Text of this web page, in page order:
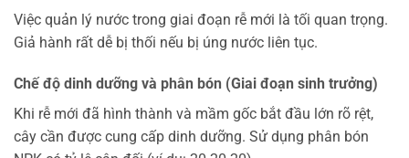
Việc quản lý nước trong giai đoạn rễ mới là tối quan trọng.
Giả hành rất dễ bị thối nếu bị úng nước liên tục.
Chế độ dinh dưỡng và phân bón (Giai đoạn sinh trưởng)
Khi rễ mới đã hình thành và mầm gốc bắt đầu lớn rõ rệt,
cây cần được cung cấp dinh dưỡng. Sử dụng phân bón